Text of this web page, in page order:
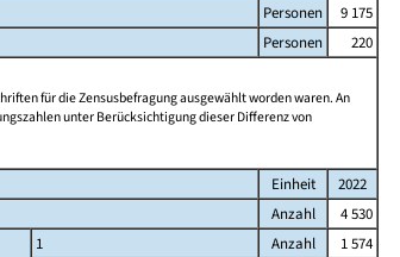
Personen
9 175
Personen
220
für die Zensusbefragung ausgewählt worden waren. An
unter Berücksichtigung dieser Differenz von
Einheit
2022
Anzahl
4 530
1 Anzahl
1 574